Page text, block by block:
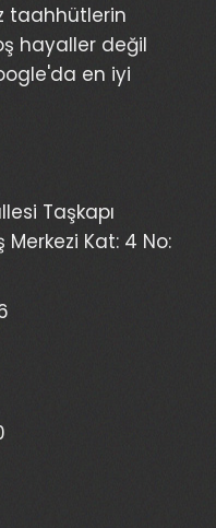
taahhütlerin
hayaller değil
en iyi
Taşkapı
Merkezi Kat: 4 No: